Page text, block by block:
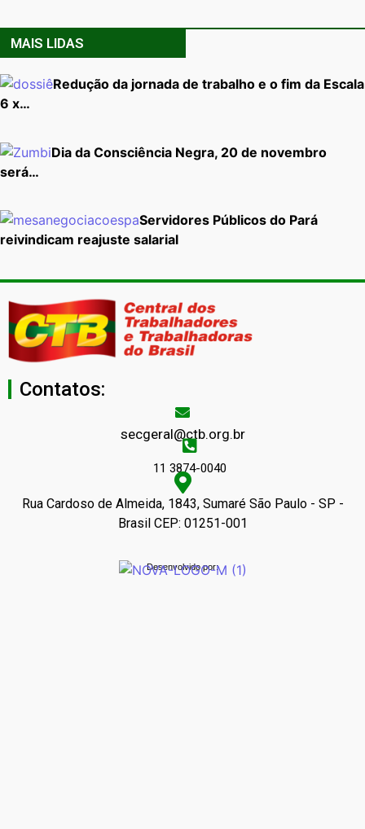
MAIS LIDAS
Redução da jornada de trabalho e o fim da Escala
6 x…
Dia da Consciência Negra, 20 de novembro
será…
Servidores Públicos do Pará
reivindicam reajuste salarial
Contatos:
secgeral@ctb.org.br
11 3874-0040
Rua Cardoso de Almeida, 1843, Sumaré São Paulo - SP -
Brasil CEP: 01251-001
Desenvolvido por: